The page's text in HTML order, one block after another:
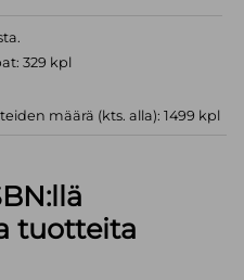
329 kpl
määrä (kts. alla): 1499 kpl
tuotteita